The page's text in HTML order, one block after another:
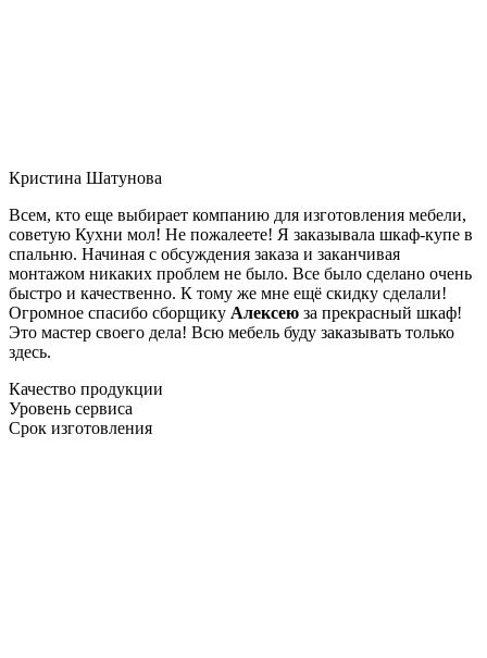
Кристина Шатунова
Всем, кто еще выбирает компанию для изготовления мебели,
советую Кухни мол! Не пожалеете! Я заказывала шкаф-купе в
спальню. Начиная с обсуждения заказа и заканчивая
монтажом никаких проблем не было. Все было сделано очень
быстро и качественно. К тому же мне ещё скидку сделали!
Огромное спасибо сборщику Алексею за прекрасный шкаф!
Это мастер своего дела! Всю мебель буду заказывать только
здесь.
Качество продукции
Уровень сервиса
Срок изготовления